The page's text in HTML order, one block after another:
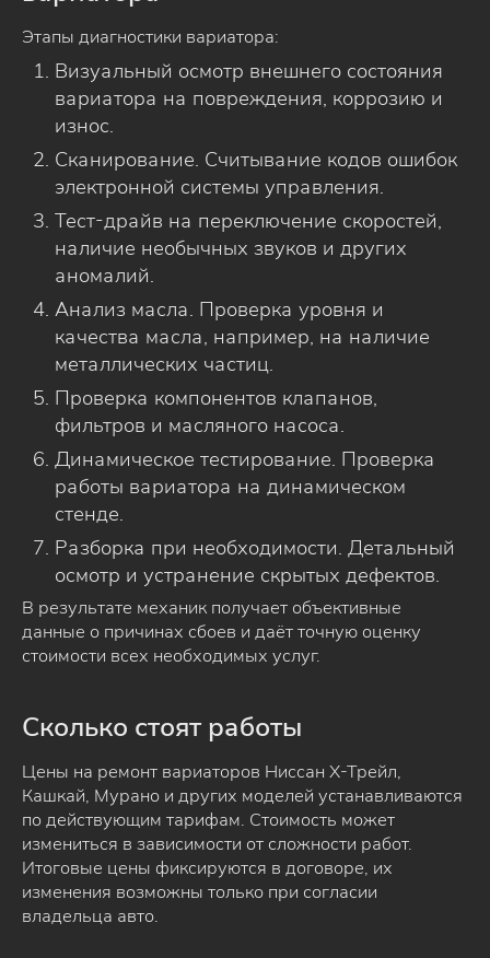
Этапы диагностики вариатора:
Визуальный осмотр внешнего состояния
вариатора на повреждения, коррозию и
износ.
Сканирование. Считывание кодов ошибок
электронной системы управления.
Тест-драйв на переключение скоростей,
наличие необычных звуков и других
аномалий.
Анализ масла. Проверка уровня и
качества масла, например, на наличие
металлических частиц.
Проверка компонентов клапанов,
фильтров и масляного насоса.
Динамическое тестирование. Проверка
работы вариатора на динамическом
стенде.
Разборка при необходимости. Детальный
осмотр и устранение скрытых дефектов.
В результате механик получает объективные
данные о причинах сбоев и даёт точную оценку
стоимости всех необходимых услуг.
Сколько стоят работы
Цены на ремонт вариаторов Ниссан Х-Трейл,
Кашкай, Мурано и других моделей устанавливаются
по действующим тарифам. Стоимость может
измениться в зависимости от сложности работ.
Итоговые цены фиксируются в договоре, их
изменения возможны только при согласии
владельца авто.